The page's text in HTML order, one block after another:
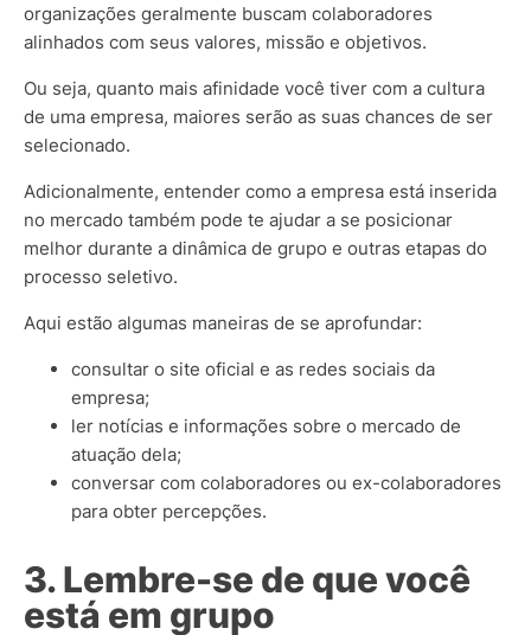
organizações geralmente buscam colaboradores
alinhados com seus valores, missão e objetivos.
Ou seja, quanto mais afinidade você tiver com a cultura
de uma empresa, maiores serão as suas chances de ser
selecionado.
Adicionalmente, entender como a empresa está inserida
no mercado também pode te ajudar a se posicionar
melhor durante a dinâmica de grupo e outras etapas do
processo seletivo.
Aqui estão algumas maneiras de se aprofundar:
consultar o site oficial e as redes sociais da
empresa;
ler notícias e informações sobre o mercado de
atuação dela;
conversar com colaboradores ou ex-colaboradores
para obter percepções.
3. Lembre-se de que você
está em grupo